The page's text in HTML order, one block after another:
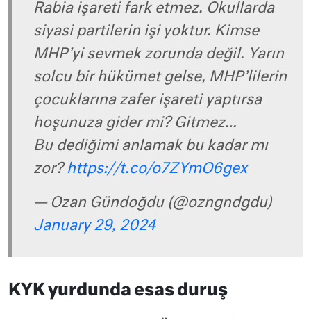
Rabia işareti fark etmez. Okullarda
siyasi partilerin işi yoktur. Kimse
MHP’yi sevmek zorunda değil. Yarın
solcu bir hükümet gelse, MHP’lilerin
çocuklarına zafer işareti yaptırsa
hoşunuza gider mi? Gitmez…
Bu dediğimi anlamak bu kadar mı
zor?https://t.co/o7ZYmO6gex
— Ozan Gündoğdu (@ozngndgdu)
January 29, 2024
KYK yurdunda esas duruş